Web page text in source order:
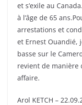
et s’exile au
à l’âge de 65
arrestations et
et Ernest Ouandié,
basse sur le
revient de manière
affaire.
Arol KETCH –